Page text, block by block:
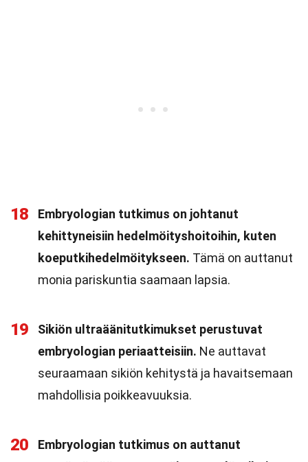
18
Embryologian tutkimus on johtanut
kehittyneisiin hedelmöityshoitoihin, kuten
koeputkihedelmöitykseen. Tämä on auttanut
monia pariskuntia saamaan lapsia.
19
Sikiön ultraäänitutkimukset perustuvat
embryologian periaatteisiin. Ne auttavat
seuraamaan sikiön kehitystä ja havaitsemaan
mahdollisia poikkeavuuksia.
20
Embryologian tutkimus on auttanut